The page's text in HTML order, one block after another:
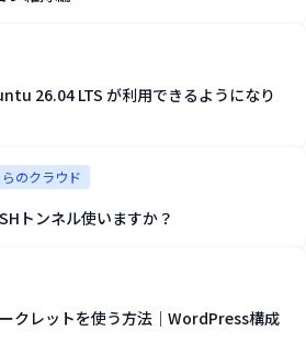
26.04 LTS が利用できるようになり
のクラウド
トンネル使いますか？
クレットを使う方法｜WordPress構成